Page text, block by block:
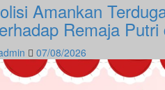
Amankan
Remaja Putri
07/08/2026